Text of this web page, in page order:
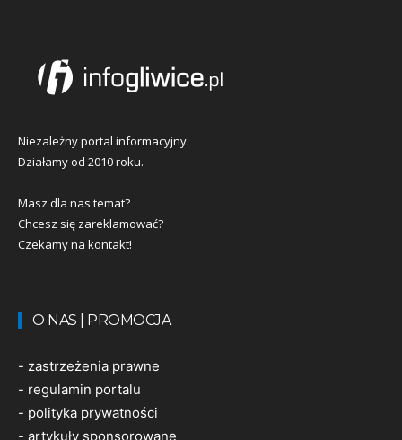
Niezależny portal informacyjny.
Działamy od 2010 roku.
Masz dla nas temat?
Chcesz się zareklamować?
Czekamy na kontakt!
O NAS | PROMOCJA
- zastrzeżenia prawne
- regulamin portalu
- polityka prywatności
- artykuły sponsorowane